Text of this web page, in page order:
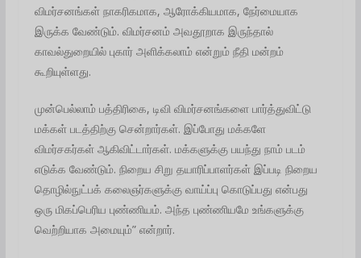
விமர்சனங்கள் நாகரிகமாக, ஆரோக்கியமாக, நேர்மையாக
இருக்க வேண்டும். விமர்சனம் அவதூறாக இருந்தால்
காவல்துறையில் புகார் அளிக்கலாம் என்றும் நீதி மன்றம்
கூறியுள்ளது.
முன்பெல்லாம் பத்திரிகை, டிவி விமர்சனங்களை பார்த்துவிட்டு
மக்கள் படத்திற்கு சென்றார்கள். இப்போது மக்களே
விமர்சகர்கள் ஆகிவிட்டார்கள். மக்களுக்கு பயந்து நாம் படம்
எடுக்க வேண்டும். நிறைய சிறு தயாரிப்பாளர்கள் இப்படி நிறைய
தொழில்நுட்பக் கலைஞர்களுக்கு வாய்ப்பு கொடுப்பது என்பது
ஒரு மிகப்பெரிய புண்ணியம். அந்த புண்ணியமே உங்களுக்கு
வெற்றியாக அமையும்” என்றார்.